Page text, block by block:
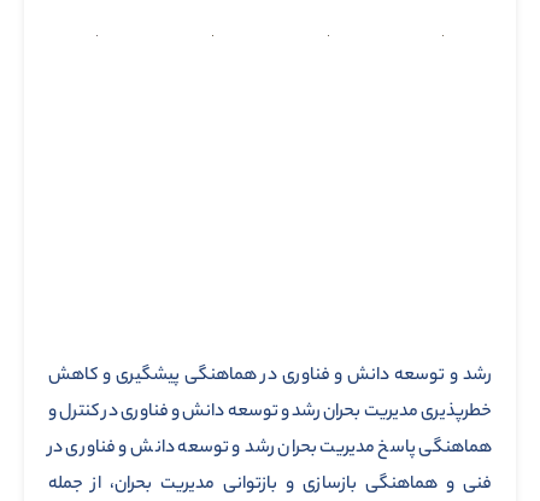
رشد و توسعه دانش و فناوری در هماهنگی پیشگیری و کاهش
خطرپذیری مدیریت بحران رشد و توسعه دانش و فناوری در کنترل و
هماهنگی پاسخ مدیریت بحران رشد و توسعه دانش و فناوری در
فنی و هماهنگی بازسازی و بازتوانی مدیریت بحران، از جمله